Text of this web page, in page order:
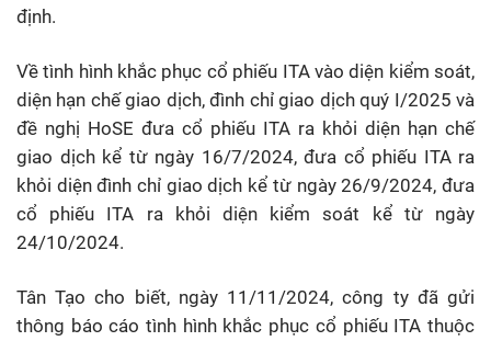
định.
Về tình hình khắc phục cổ phiếu ITA vào diện kiểm soát,
diện hạn chế giao dịch, đình chỉ giao dịch quý I/2025 và
đề nghị HoSE đưa cổ phiếu ITA ra khỏi diện hạn chế
giao dịch kể từ ngày 16/7/2024, đưa cổ phiếu ITA ra
khỏi diện đình chỉ giao dịch kể từ ngày 26/9/2024, đưa
cổ phiếu ITA ra khỏi diện kiểm soát kể từ ngày
24/10/2024.
Tân Tạo cho biết, ngày 11/11/2024, công ty đã gửi
thông báo cáo tình hình khắc phục cổ phiếu ITA thuộc